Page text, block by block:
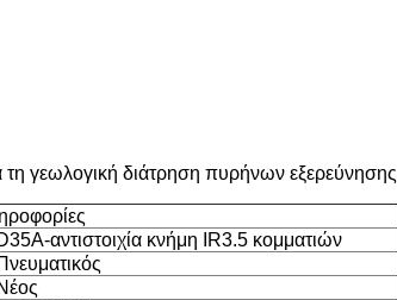
γεωλογική διάτρηση πυρήνων εξερεύνησης
αντιστοιχία κνήμη IR3.5 κομματιών